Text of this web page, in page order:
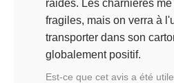
raides. Les charnières
fragiles, mais on verra à
transporter dans son
globalement positif.
Est-ce que cet avis a été